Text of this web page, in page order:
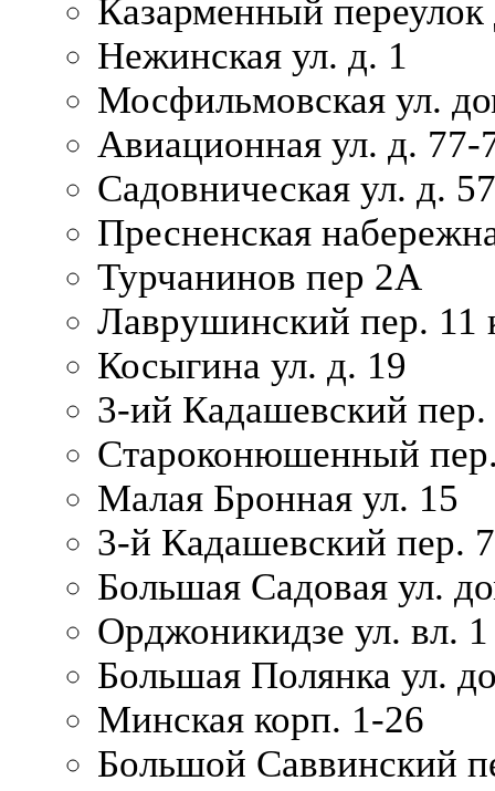
Казарменный переулок
Нежинская ул. д. 1
Мосфильмовская ул.
Авиационная ул. д. 77-
Садовническая ул. д.
Пресненская
Турчанинов пер 2А
Лаврушинский пер. 11
Косыгина ул. д. 19
3-ий Кадашевский пер.
Староконюшенный
Малая Бронная ул. 15
3-й Кадашевский пер.
Большая Садовая ул.
Орджоникидзе ул. вл. 1
Большая Полянка ул.
Минская корп. 1-26
Большой Саввинский